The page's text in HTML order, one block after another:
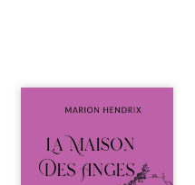
Nous sommes en
après le décès du
patriarche
Anatole-Eustache.